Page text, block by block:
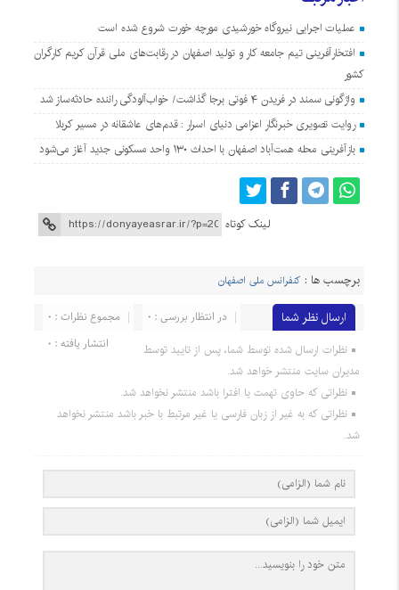
عملیات اجرایی نیروگاه خورشیدی مورچه خورت شروع شده است
افتخارآفرینی تیم جامعه کار و تولید اصفهان در رقابت‌های ملی قرآن کریم کارگران
کشور
واژگونی سمند در فریدن ۴ فوتی برجا گذاشت/ خواب‌آلودگی راننده حادثه‌ساز شد
روایت تصویری خبرنگار اعزامی دنیای اسرار : قدم‌های عاشقانه در مسیر کربلا
بازآفرینی محله همت‌آباد اصفهان با احداث ۱۳۰ واحد مسکونی جدید آغاز می‌شود
لینک کوتاه
برچسب ها : کنفرانس ملی اصفهان
ارسال نظر شما مجموع نظرات : 0
در انتظار بررسی : 0
انتشار یافته : 0
نظرات ارسال شده توسط شما، پس از تایید توسط
مدیران سایت منتشر خواهد شد.
نظراتی که حاوی تهمت یا افترا باشد منتشر نخواهد شد.
نظراتی که به غیر از زبان فارسی یا غیر مرتبط با خبر باشد منتشر نخواهد
شد.